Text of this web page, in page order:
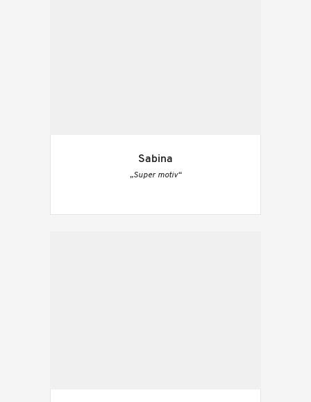
Sabina
„Super motiv“